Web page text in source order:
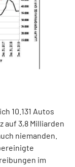
10.131 Autos
auf 3,8 Milliarden
niemanden.
im